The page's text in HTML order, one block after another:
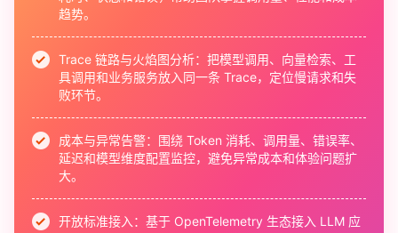
趋势。
Trace 链路与火焰图分析： 把模型调用、向量检索、工
具调用和业务服务放入同一条 Trace，定位慢请求和失
败环节。
成本与异常告警： 围绕 Token 消耗、调用量、错误率、
延迟和模型维度配置监控，避免异常成本和体验问题扩
大。
开放标准接入： 基于 OpenTelemetry 生态接入 LLM 应